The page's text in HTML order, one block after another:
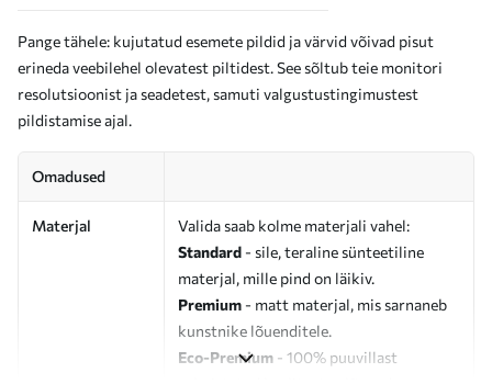
Pange tähele: kujutatud esemete pildid ja värvid võivad pisut
erineda veebilehel olevatest piltidest. See sõltub teie monitori
resolutsioonist ja seadetest, samuti valgustustingimustest
pildistamise ajal.
Omadused
Materjal
Valida saab kolme materjali vahel:
Standard - sile, teraline sünteetiline
materjal, mille pind on läikiv.
Premium - matt materjal, mis sarnaneb
kunstnike lõuenditele.
Eco-Premium - 100% puuvillast